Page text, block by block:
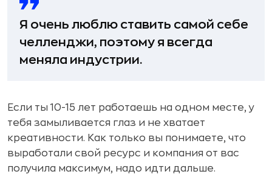
Я очень люблю ставить самой себе
челленджи, поэтому я всегда
меняла индустрии.
Если ты 10-15 лет работаешь на одном месте, у
тебя замыливается глаз и не хватает
креативности. Как только вы понимаете, что
выработали свой ресурс и компания от вас
получила максимум, надо идти дальше.